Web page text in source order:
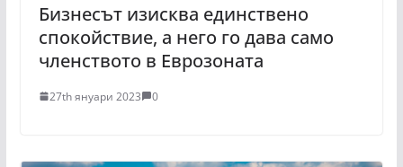
Бизнесът изисква единствено
спокойствие, а него го дава само
членството в Еврозоната
27th януари 2023 0